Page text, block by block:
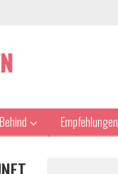
Behind Empfehlungen